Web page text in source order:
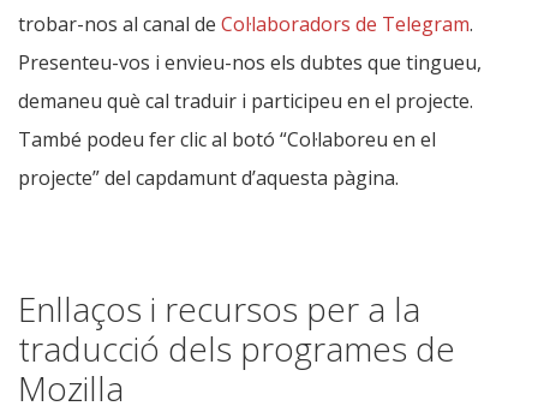
trobar-nos al canal de Col·laboradors de Telegram.
Presenteu-vos i envieu-nos els dubtes que tingueu,
demaneu què cal traduir i participeu en el projecte.
També podeu fer clic al botó “Col·laboreu en el
projecte” del capdamunt d’aquesta pàgina.
Enllaços i recursos per a la
traducció dels programes de
Mozilla